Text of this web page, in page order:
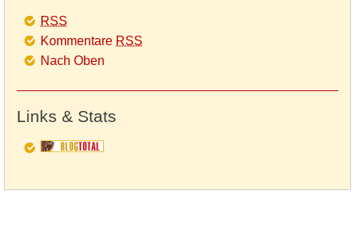
RSS
Kommentare RSS
Nach Oben
Links & Stats